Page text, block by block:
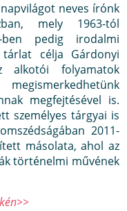
neves írónk
mely 1963-tól
pedig irodalmi
célja Gárdonyi
alkotói folyamatok
megfejtésével is.
személyes tárgyai is
2011-
másolata, ahol az
történelmi művének